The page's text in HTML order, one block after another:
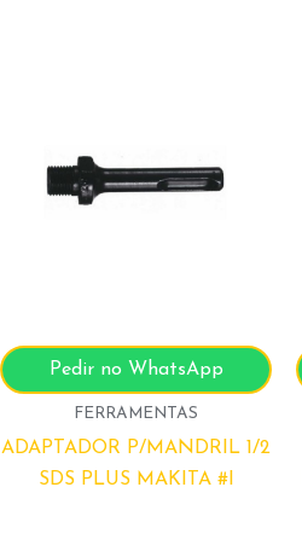
Pedir no WhatsApp
FERRAMENTAS
ADAPTADOR P/MANDRIL 1/2
SDS PLUS MAKITA #I